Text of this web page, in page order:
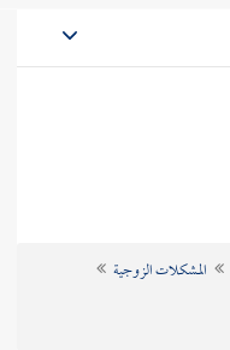
المشكلات الزوجية